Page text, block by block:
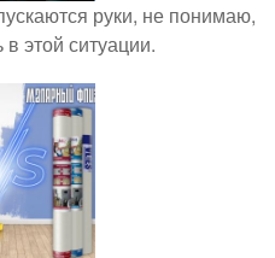
руки, не понимаю,
этой ситуации.